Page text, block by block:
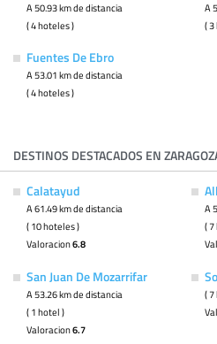
A 50.93 km de distancia
( 4 hoteles )
A
(
Fuentes De Ebro
A 53.01 km de distancia
( 4 hoteles )
DESTINOS DESTACADOS EN
Calatayud
A 61.49 km de distancia
( 10 hoteles )
Valoracion6.8
A
(
San Juan De Mozarrifar
A 53.26 km de distancia
( 1 hotel )
Valoracion6.7
(